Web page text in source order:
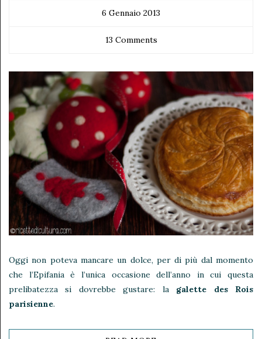
6 Gennaio 2013
13 Comments
Oggi non poteva mancare un dolce, per di più dal momento
che l’Epifania è l’unica occasione dell’anno in cui questa
prelibatezza si dovrebbe gustare: la galette des Rois
parisienne.